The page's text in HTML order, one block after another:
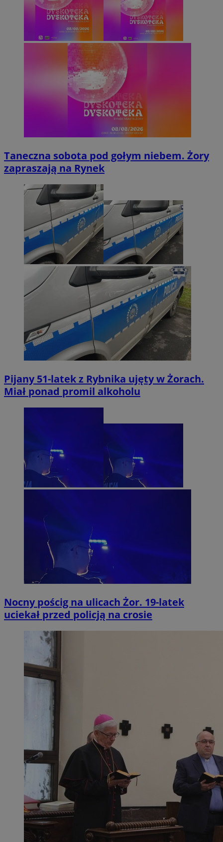
Taneczna sobota pod gołym niebem. Żory
zapraszają na Rynek
Pijany 51-latek z Rybnika ujęty w Żorach.
Miał ponad promil alkoholu
Nocny pościg na ulicach Żor. 19-latek
uciekał przed policją na crosie